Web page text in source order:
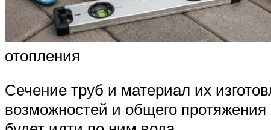
отопления
Сечение труб и материал их
возможностей и общего